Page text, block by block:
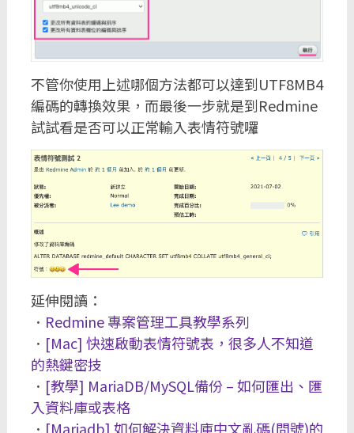
不管你使用上述哪個方法都可以達到UTF8MB4
編碼的轉換效果，而最後一步就是到Redmine
試試看是否可以正常輸入表情符號囉
延伸閱讀：
． Redmine 專案管理工具教學系列
． [Mac] 快速啟動表情符號表，很多人不知道
的熱鍵密技
． [教學] MariaDB/MySQL備份 – 如何匯出、匯
入資料庫或表格
． [Mariadb] 如何解決資料庫中文亂碼(問號)的